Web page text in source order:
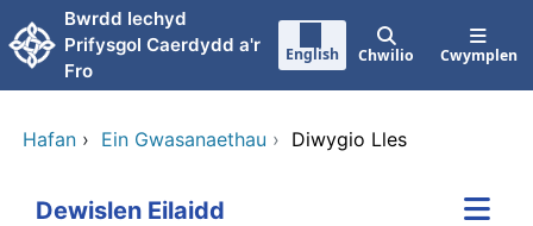
Neidio i'r prif gynnwy
Bwrdd Iechyd
Prifysgol Caerdydd a'r
Fro
English Chwilio Cwymplen
Hafan › Ein Gwasanaethau › Diwygio Lles
Dewislen Eilaidd